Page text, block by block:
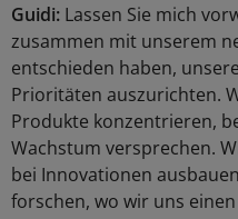
Guidi: Lassen Sie mich
zusammen mit unserem
entschieden haben,
Prioritäten auszurichten.
Produkte konzentrieren,
Wachstum versprechen.
bei Innovationen
forschen, wo wir uns